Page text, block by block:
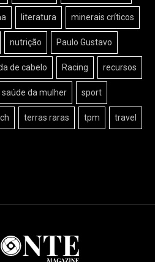
literatura minerais críticos
nutrição Paulo Gustavo
de cabelo Racing recursos
saúde da mulher sport
terras raras tpm travel